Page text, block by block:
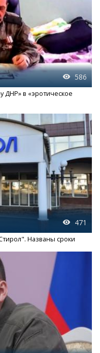
586
ДНР» в «эротическое
471
Названы сроки